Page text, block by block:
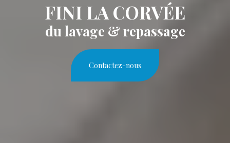
FINI LA CORVÉE
du lavage & repassage
Contactez-nous